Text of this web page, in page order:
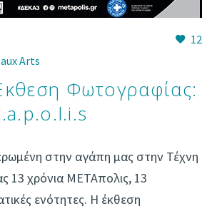
12
Arts
Φωτογραφίας:
στην αγάπη μας στην Τέχνη
13 χρόνια ΜΕΤΑπολις, 13
ενότητες. Η έκθεση